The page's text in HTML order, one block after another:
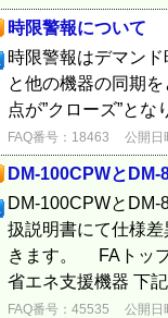
時限警報について
時限警報はデマン
と他の機器の同期
点が”クローズ”と
FAQ番号：18463 公開日
DM-100CPWと
DM-100CPWと
扱説明書にて仕様
きます。 FAトップ
省エネ支援機器 下
FAQ番号：45535 公開日